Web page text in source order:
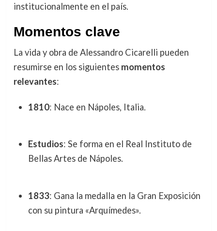
institucionalmente en el país.
Momentos clave
La vida y obra de Alessandro Cicarelli pueden
resumirse en los siguientes momentos
relevantes:
1810: Nace en Nápoles, Italia.
Estudios: Se forma en el Real Instituto de
Bellas Artes de Nápoles.
1833: Gana la medalla en la Gran Exposición
con su pintura «Arquímedes».